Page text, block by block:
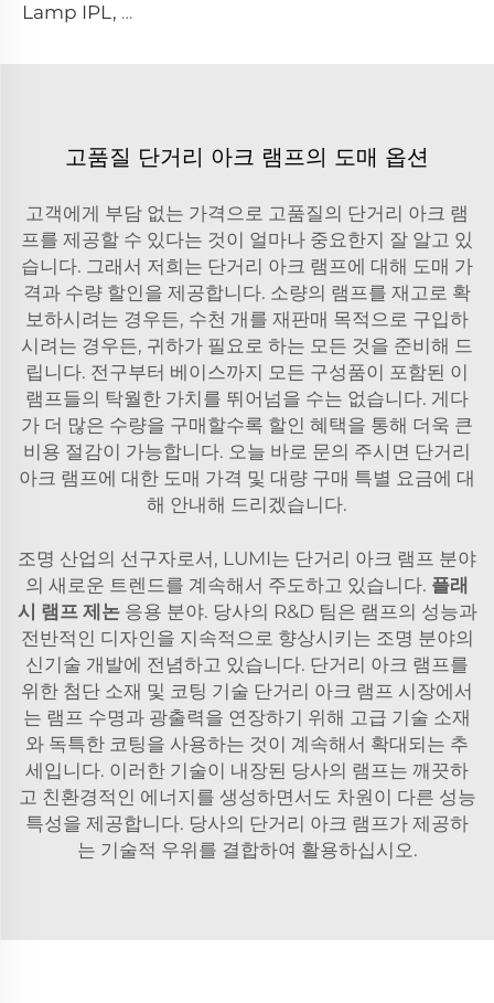
Lamp IPL, 모델 9-45-100 와이어
고품질 단거리 아크 램프의 도매 옵션
고객에게 부담 없는 가격으로 고품질의 단거리 아크 램
프를 제공할 수 있다는 것이 얼마나 중요한지 잘 알고 있
습니다. 그래서 저희는 단거리 아크 램프에 대해 도매 가
격과 수량 할인을 제공합니다. 소량의 램프를 재고로 확
보하시려는 경우든, 수천 개를 재판매 목적으로 구입하
시려는 경우든, 귀하가 필요로 하는 모든 것을 준비해 드
립니다. 전구부터 베이스까지 모든 구성품이 포함된 이
램프들의 탁월한 가치를 뛰어넘을 수는 없습니다. 게다
가 더 많은 수량을 구매할수록 할인 혜택을 통해 더욱 큰
비용 절감이 가능합니다. 오늘 바로 문의 주시면 단거리
아크 램프에 대한 도매 가격 및 대량 구매 특별 요금에 대
해 안내해 드리겠습니다.
조명 산업의 선구자로서, LUMI는 단거리 아크 램프 분야
의 새로운 트렌드를 계속해서 주도하고 있습니다. 플래
시 램프 제논 응용 분야. 당사의 R&D 팀은 램프의 성능과
전반적인 디자인을 지속적으로 향상시키는 조명 분야의
신기술 개발에 전념하고 있습니다. 단거리 아크 램프를
위한 첨단 소재 및 코팅 기술 단거리 아크 램프 시장에서
는 램프 수명과 광출력을 연장하기 위해 고급 기술 소재
와 독특한 코팅을 사용하는 것이 계속해서 확대되는 추
세입니다. 이러한 기술이 내장된 당사의 램프는 깨끗하
고 친환경적인 에너지를 생성하면서도 차원이 다른 성능
특성을 제공합니다. 당사의 단거리 아크 램프가 제공하
는 기술적 우위를 결합하여 활용하십시오.